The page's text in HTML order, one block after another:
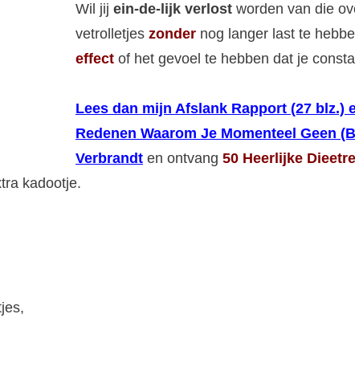
Wil jij ein-de-lijk verlost worden van die
vetrolletjes zonder nog langer last te
effect of het gevoel te hebben dat je
Lees dan mijn Afslank Rapport (27 blz.)
Redenen Waarom Je Momenteel Geen
Verbrandt en ontvang 50 Heerlijke
kadootje.